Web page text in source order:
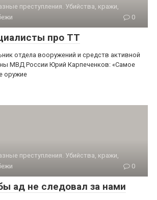
преступления. Убийства, кражи,
0
про ТТ
отдела вооружений и средств активной
МВД России Юрий Карпеченков: «Самое
оружие
преступления. Убийства, кражи,
0
ад не следовал за нами